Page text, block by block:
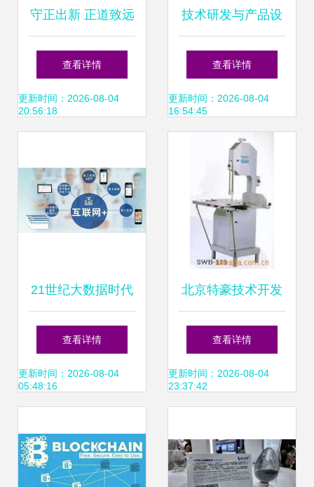
守正出新 正道致远
——劲牌2019社会
责任报告中的科技
查看详情
更新时间：2026-08-04
20:56:18
技术研发与产品设
计双核驱动 致尚科
技客户拓展初显成
效
查看详情
更新时间：2026-08-04
16:54:45
21世纪大数据时代
互联网如何成为生
活核心与数据服务
查看详情
更新时间：2026-08-04
05:48:16
北京特豪技术开发
有限责任公司肉制
品加工设备产品列
务
查看详情
更新时间：2026-08-04
23:37:42